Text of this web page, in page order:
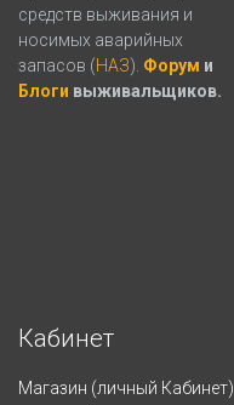
средств выживания и
носимых аварийных
запасов (НАЗ). Форум и
Блоги выживальщиков.
Кабинет
Магазин (личный Кабинет)